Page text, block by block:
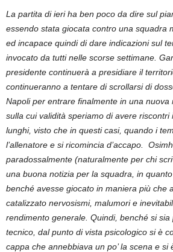
La partita di ieri ha ben poco da dire sul
essendo stata giocata contro una squadra
ed incapace quindi di dare indicazioni sul
invocato da tutti nelle scorse settimane.
presidente continuerà a presidiare il
continueranno a tentare di scrollarsi di
Napoli per entrare finalmente in una nuova
sulla cui validità speriamo di avere
lunghi, visto che in questi casi, quando i
l’allenatore e si ricomincia d’accapo.
paradossalmente (naturalmente per chi
una buona notizia per la squadra, in
benché avesse giocato in maniera più che
catalizzato nervosismi, malumori e
rendimento generale. Quindi, benché si sia
tecnico, dal punto di vista psicologico si è
cappa che annebbiava un po’ la scena e si